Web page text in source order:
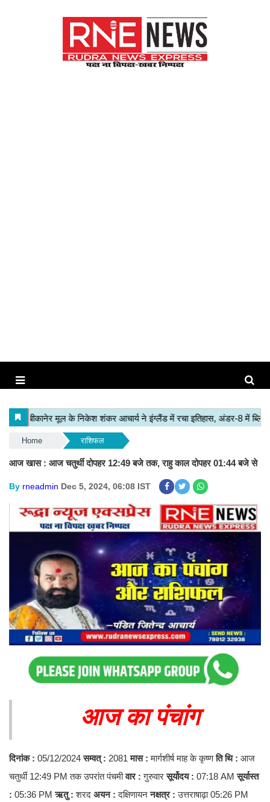
Home राशिफल
आज खास : आज चतुर्थी दोपहर 12:49 बजे तक, राहु काल दोपहर 01:44 बजे से
By rneadmin Dec 5, 2024, 06:08 IST
आज का पंचांग
दिनांक : 05/12/2024सम्वत् : 2081मास : मार्गशीर्ष माह के कृष्णति थि : आज
चतुर्थी 12:49 PM तक उपरांत पंचमीवार :गुरुवारसूर्योदय : 07:18 AMसूर्यास्त
: 05:36 PMऋतु :शरद अयन : दक्षिणायननक्षत्र : उत्तराषाढ़ा 05:26 PM